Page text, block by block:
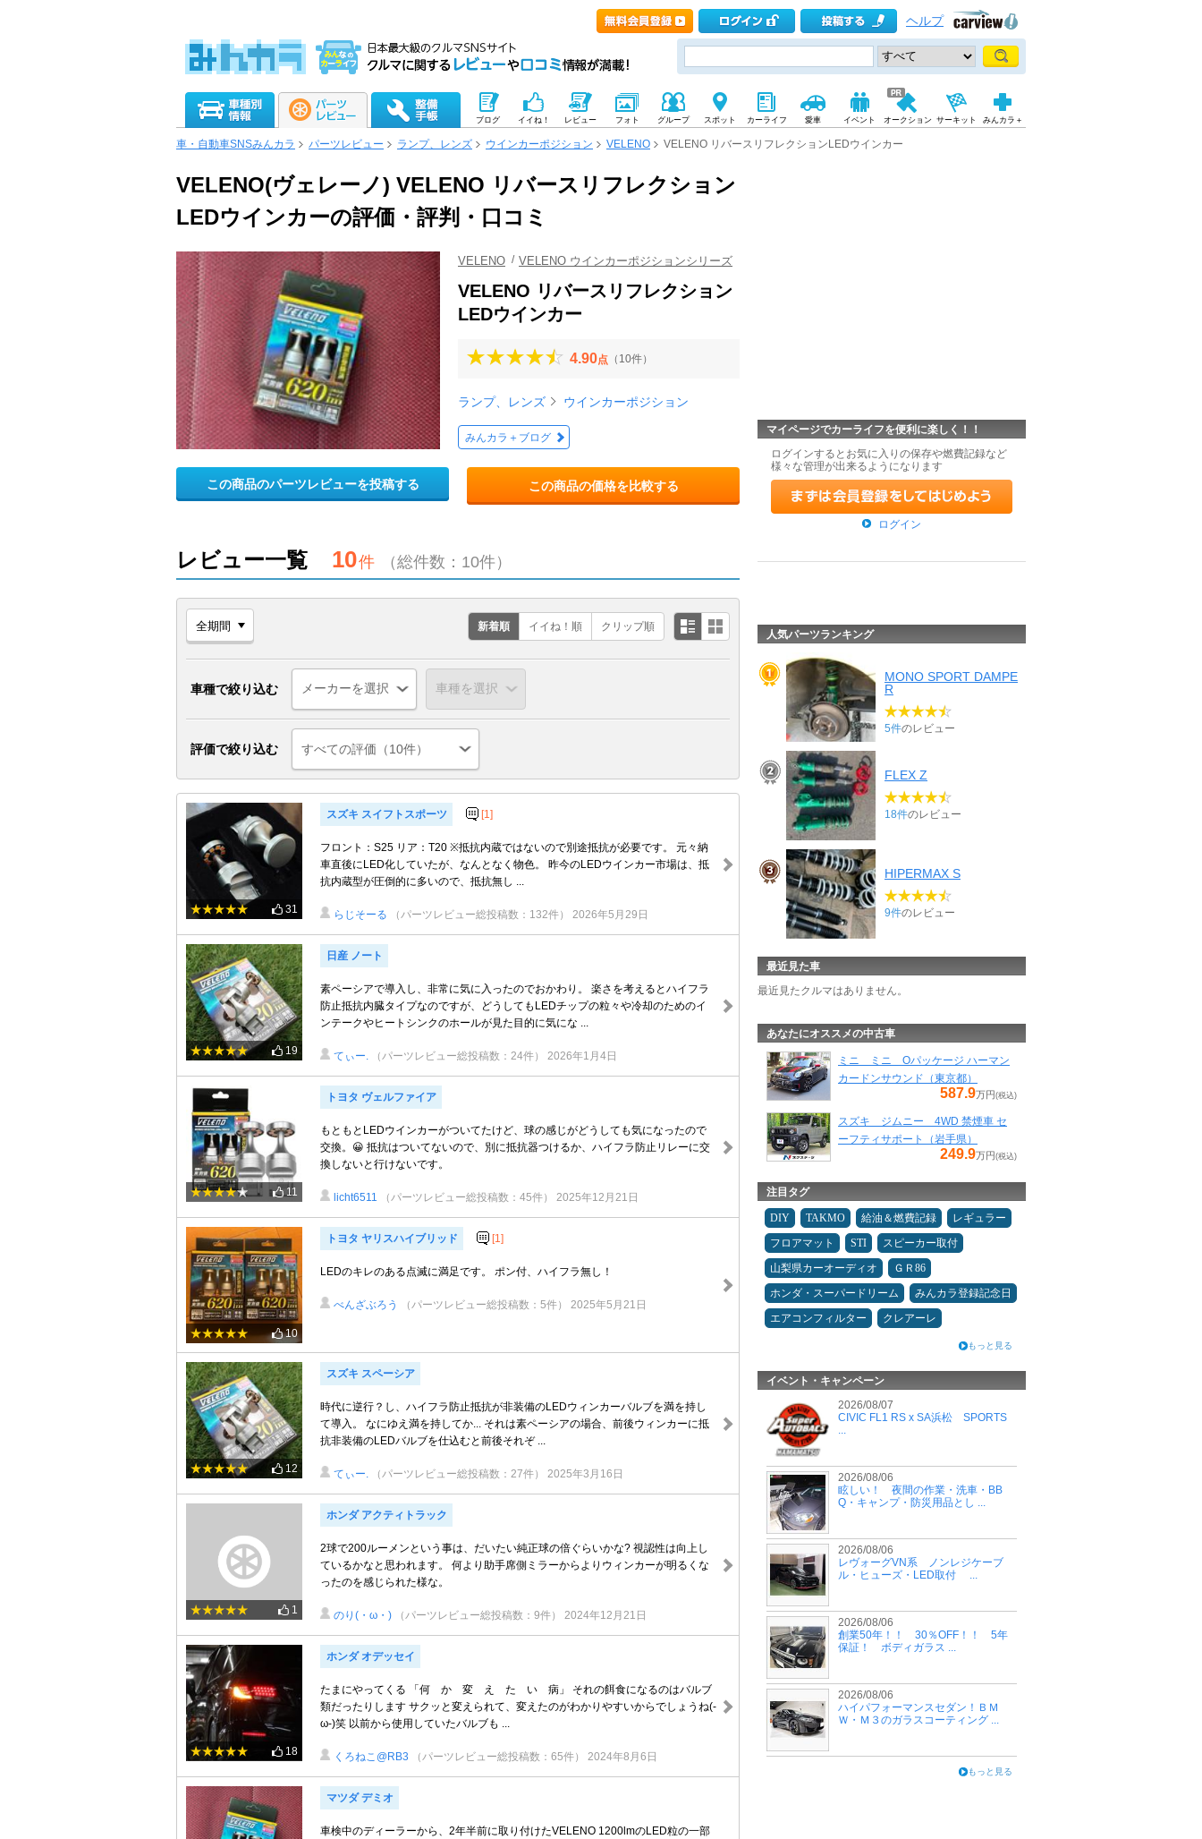
ヘルプ
ブログ イイね！ レビュー フォト グループ スポット カーライフ 愛車 イベント オークション サーキット みんカラ＋
車・自動車SNSみんカラ パーツレビュー ランプ、レンズ ウインカーポジション VELENO VELENO リバースリフレクションLEDウインカー
VELENO(ヴェレーノ) VELENO リバースリフレクション
LEDウインカーの評価・評判・口コミ
VELENO VELENO ウインカーポジションシリーズ
VELENO リバースリフレクション
LEDウインカー
4.90点 （10件）
ランプ、レンズ ウインカーポジション
みんカラ＋ブログ
この商品のパーツレビューを投稿する この商品の価格を比較する
レビュー一覧 10件 （総件数：10件）
新着順 イイね！順 クリップ順
車種で絞り込む
評価で絞り込む すべての評価（10件）
31
スズキ スイフトスポーツ [1]
フロント：S25 リア：T20 ※抵抗内蔵ではないので別途抵抗が必要です。 元々納
車直後にLED化していたが、なんとなく物色。 昨今のLEDウインカー市場は、抵
抗内蔵型が圧倒的に多いので、抵抗無し ...
らじそーる （パーツレビュー総投稿数：132件） 2026年5月29日
19
日産 ノート
素ペーシアで導入し、非常に気に入ったのでおかわり。 楽さを考えるとハイフラ
防止抵抗内臓タイプなのですが、どうしてもLEDチップの粒々や冷却のためのイ
ンテークやヒートシンクのホールが見た目的に気にな ...
てぃー. （パーツレビュー総投稿数：24件） 2026年1月4日
11
トヨタ ヴェルファイア
もともとLEDウインカーがついてたけど、球の感じがどうしても気になったので
交換。😀 抵抗はついてないので、別に抵抗器つけるか、ハイフラ防止リレーに交
換しないと行けないです。
licht6511 （パーツレビュー総投稿数：45件） 2025年12月21日
10
トヨタ ヤリスハイブリッド [1]
LEDのキレのある点滅に満足です。 ポン付、ハイフラ無し！
べんざぶろう （パーツレビュー総投稿数：5件） 2025年5月21日
12
スズキ スペーシア
時代に逆行？し、ハイフラ防止抵抗が非装備のLEDウィンカーバルブを満を持し
て導入。 なにゆえ満を持してか... それは素ペーシアの場合、前後ウィンカーに抵
抗非装備のLEDバルブを仕込むと前後それぞ ...
てぃー. （パーツレビュー総投稿数：27件） 2025年3月16日
1
ホンダ アクティトラック
2球で200ルーメンという事は、だいたい純正球の倍ぐらいかな? 視認性は向上し
ているかなと思われます。 何より助手席側ミラーからよりウィンカーが明るくな
ったのを感じられた様な。
のり(・ω・) （パーツレビュー総投稿数：9件） 2024年12月21日
18
ホンダ オデッセイ
たまにやってくる 「何 か 変 え た い 病」 それの餌食になるのはバルブ
類だったりします サクッと変えられて、変えたのがわかりやすいからでしょうね(-
ω-)笑 以前から使用していたバルブも ...
くろねこ@RB3 （パーツレビュー総投稿数：65件） 2024年8月6日
マツダ デミオ
車検中のディーラーから、2年半前に取り付けたVELENO 1200lmのLED粒の一部
マイページでカーライフを便利に楽しく！！
ログインするとお気に入りの保存や燃費記録など
様々な管理が出来るようになります
ログイン
人気パーツランキング
MONO SPORT DAMPE
R
5件のレビュー
FLEX Z
18件のレビュー
HIPERMAX S
9件のレビュー
最近見た車
最近見たクルマはありません。
あなたにオススメの中古車
ミニ ミニ Oパッケージ ハーマン
カードンサウンド（東京都）
587.9万円(税込)
スズキ ジムニー 4WD 禁煙車 セ
ーフティサポート（岩手県）
249.9万円(税込)
注目タグ
DIY TAKMO 給油＆燃費記録
レギュラー
フロアマット
STI
スピーカー取付
山梨県カーオーディオ
ＧＲ86
ホンダ・スーパードリーム
みんカラ登録記念日
エアコンフィルター
クレアーレ
もっと見る
イベント・キャンペーン
2026/08/07
CIVIC FL1 RS x SA浜松 SPORTS
...
2026/08/06
眩しい！ 夜間の作業・洗車・BB
Q・キャンプ・防災用品とし ...
2026/08/06
レヴォーグVN系 ノンレジケーブ
ル・ヒューズ・LED取付 ...
2026/08/06
創業50年！！ 30％OFF！！ 5年
保証！ ボディガラス ...
2026/08/06
ハイパフォーマンスセダン！ＢＭ
Ｗ・Ｍ３のガラスコーティング ...
もっと見る